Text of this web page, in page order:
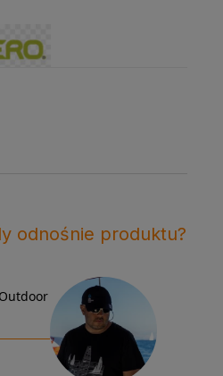
odnośnie produktu?